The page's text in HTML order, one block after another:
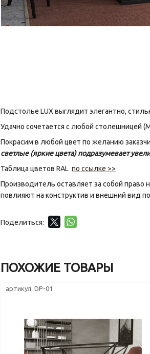
Подстолье LUX выглядит элегантно,
Удачно сочетается с любой столешницей
Покрасим в любой цвет по желанию
светлые (яркие цвета) подразумевает
Таблица цветов RAL по ссылке >>
Производитель оставляет за собой право
повлияют на конструктив и внешний вид
Поделиться:
ПОХОЖИЕ ТОВАРЫ
артикул: DP-01